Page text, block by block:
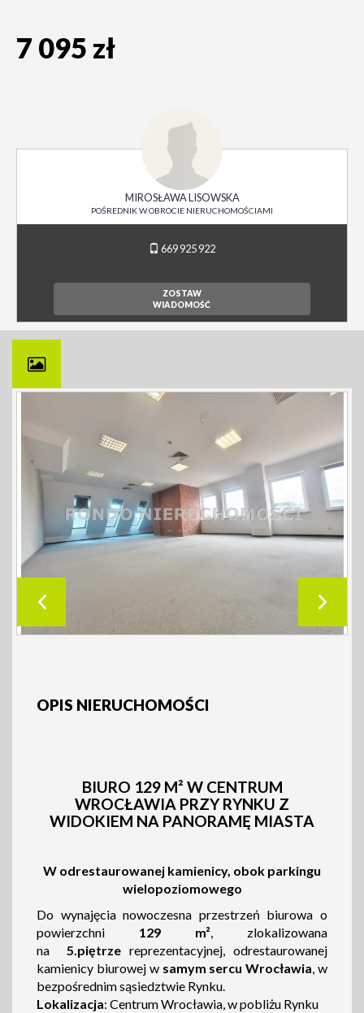
7 095 zł
MIROSŁAWA LISOWSKA
POŚREDNIK W OBROCIE NIERUCHOMOŚCIAMI
669 925 922
ZOSTAW
WIADOMOŚĆ
OPIS NIERUCHOMOŚCI
BIURO 129 M² W CENTRUM
WROCŁAWIA PRZY RYNKU Z
WIDOKIEM NA PANORAMĘ MIASTA
W odrestaurowanej kamienicy, obok parkingu
wielopoziomowego
Do wynajęcia nowoczesna przestrzeń biurowa o
powierzchni 129 m², zlokalizowana
na 5.piętrze reprezentacyjnej, odrestaurowanej
kamienicy biurowej w samym sercu Wrocławia, w
bezpośrednim sąsiedztwie Rynku.
Lokalizacja: Centrum Wrocławia, w pobliżu Rynku